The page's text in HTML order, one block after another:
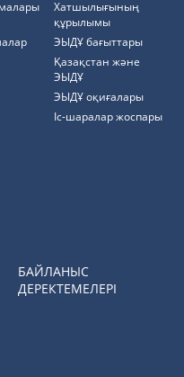
Хатшылығының
құрылымы
ЭЫДҰ бағыттары
Қазақстан және
ЭЫДҰ
ЭЫДҰ оқиғалары
Іс-шаралар жоспары
БАЙЛАНЫС
ДЕРЕКТЕМЕЛЕРІ